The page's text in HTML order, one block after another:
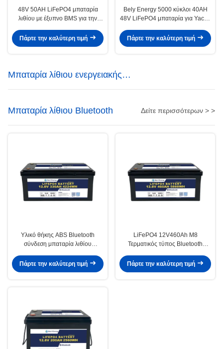
48V 50AH LiFePO4 μπαταρία
λιθίου με έξυπνο BMS για την
θαλάσσιων πλοίων
Πάρτε την καλύτερη τιμή
Bely Energy 5000 κύκλοι 40AH
48V LiFePO4 μπαταρία για Yachit
Πάρτε την καλύτερη τιμή
Μπαταρία λίθιου ενεργειακής
αποθήκευσης
Μπαταρία λίθιου Bluetooth
Δείτε περισσότερων > >
Υλικό θήκης ABS Bluetooth
σύνδεση μπαταρία λιθίου
IP65 και ≥99% απόδοση
Πάρτε την καλύτερη τιμή
LiFePO4 12V460Ah M8
Τερματικός τύπος Bluetooth
εξισορρόπησης τάσης 100A
Συνεχής ρεύμα φόρτισης για
Πάρτε την καλύτερη τιμή